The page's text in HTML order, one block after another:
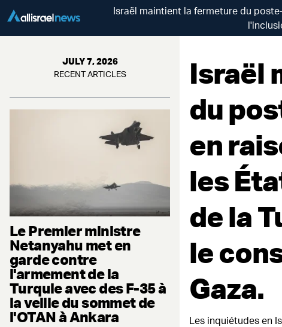
Israël maintient la fermeture du
JULY 7, 2026
RECENT ARTICLES
Le Premier ministre
Netanyahu met en
garde contre
l'armement de la
Turquie avec des F-35 à
la veille du sommet de
l'OTAN à Ankara
Israël
du
en
les
de la
le
Gaza.
Les inquiétudes en